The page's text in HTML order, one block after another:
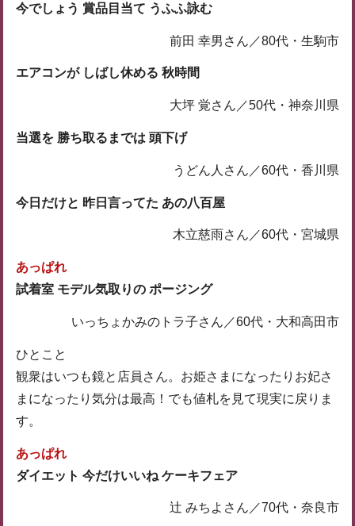
今でしょう 賞品目当て うふふ詠む
前田 幸男さん／80代・生駒市
エアコンが しばし休める 秋時間
大坪 覚さん／50代・神奈川県
当選を 勝ち取るまでは 頭下げ
うどん人さん／60代・香川県
今日だけと 昨日言ってた あの八百屋
木立慈雨さん／60代・宮城県
あっぱれ
試着室 モデル気取りの ポージング
いっちょかみのトラ子さん／60代・大和高田市
ひとこと
観衆はいつも鏡と店員さん。お姫さまになったりお妃さ
まになったり気分は最高！でも値札を見て現実に戻りま
す。
あっぱれ
ダイエット 今だけいいね ケーキフェア
辻 みちよさん／70代・奈良市